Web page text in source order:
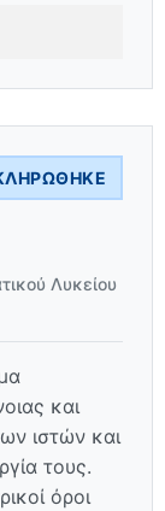
Λυκείου
και
ιστών και
τους.
όροι